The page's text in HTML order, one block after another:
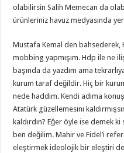
olabilirsin Salih Memecan da
ürünleriniz havuz medyasında
Mustafa Kemal den bahsederek,
mobbing yapmışım. Hdp ile ne
başında da yazdım ama
kurum taraf değildir. Hiç bir
nede haddim. Kendi adıma
Atatürk güzellemesini
kaldırdın? Eğer öyle ise demek
ben değilim. Mahir ve Fidel’i
eleştirmek ideolojik bir eleştiri